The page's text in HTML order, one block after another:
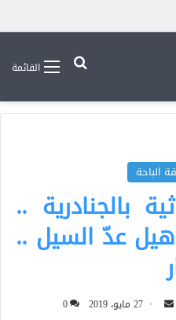
القائمةبحث عن
الباحة
بالجنادرية ..
هيل عدّ السيل ..
أرسل 27 مايو، 2019
0